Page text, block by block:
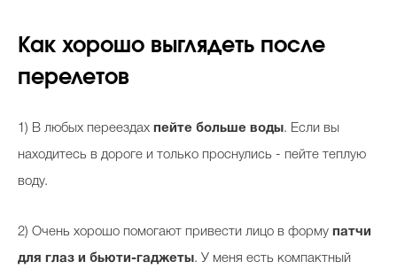
Как хорошо выглядеть после
перелетов
1) В любых переездах пейте больше воды. Если вы
находитесь в дороге и только проснулись - пейте теплую
воду.
2) Очень хорошо помогают привести лицо в форму патчи
для глаз и бьюти-гаджеты. У меня есть компактный